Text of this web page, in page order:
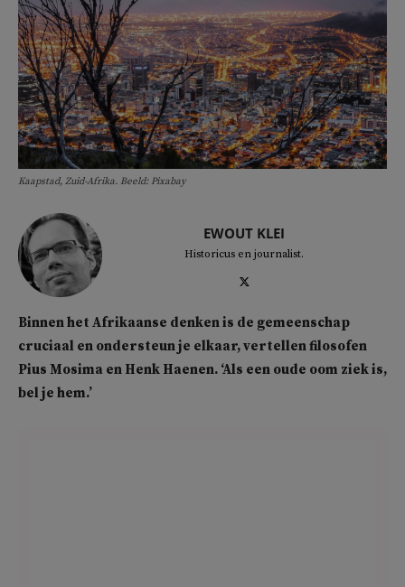
Kaapstad, Zuid-Afrika. Beeld: Pixabay
EWOUT KLEI
Historicus en journalist.
Binnen het Afrikaanse denken is de gemeenschap
cruciaal en ondersteun je elkaar, vertellen filosofen
Pius Mosima en Henk Haenen. ‘Als een oude oom ziek is,
bel je hem.’